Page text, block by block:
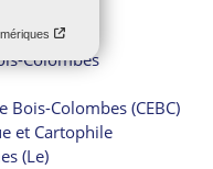
(BCA)
Colombes
Bois-Colombes (CEBC)
et Cartophile
(Le)